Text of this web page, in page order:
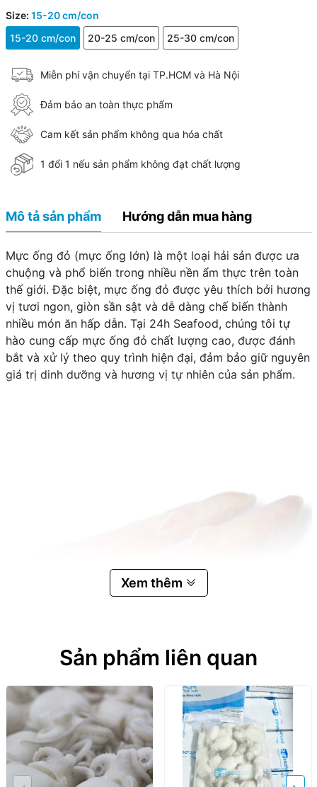
Size: 15-20 cm/con
15-20 cm/con
20-25 cm/con 25-30 cm/con
Miễn phí vận chuyển tại TP.HCM và Hà Nội
Đảm bảo an toàn thực phẩm
Cam kết sản phẩm không qua hóa chất
1 đổi 1 nếu sản phẩm không đạt chất lượng
Mô tả sản phẩm Hướng dẫn mua hàng
Mực ống đỏ (mực ống lớn) là một loại hải sản được ưa
chuộng và phổ biến trong nhiều nền ẩm thực trên toàn
thế giới. Đặc biệt, mực ống đỏ được yêu thích bởi hương
vị tươi ngon, giòn sần sật và dễ dàng chế biến thành
nhiều món ăn hấp dẫn. Tại 24h Seafood, chúng tôi tự
hào cung cấp mực ống đỏ chất lượng cao, được đánh
bắt và xử lý theo quy trình hiện đại, đảm bảo giữ nguyên
giá trị dinh dưỡng và hương vị tự nhiên của sản phẩm.
Quy Trình Đánh Bắt Và Sản
Xem thêm
Sản phẩm liên quan